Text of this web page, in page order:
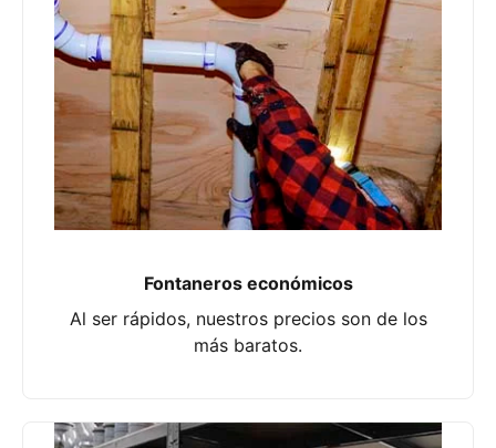
Fontaneros económicos
Al ser rápidos, nuestros precios son de los
más baratos.